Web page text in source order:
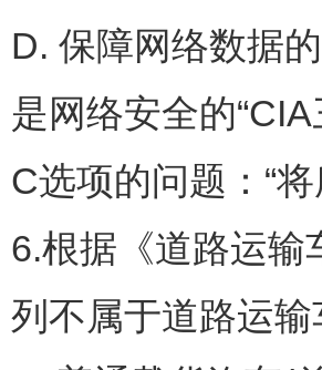
D. 保障网络数据
是网络安全的
C选项的问题：“
6.根据《道路运输
列不属于道路运